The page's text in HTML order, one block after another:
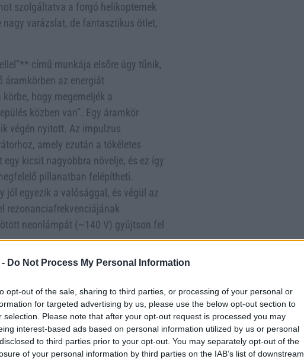
Do Not Process My Personal Information
opt-out of the sale, sharing to third parties, or processing of your personal or
for targeted advertising by us, please use the below opt-out section to
selection. Please note that after your opt-out request is processed you may
interest-based ads based on personal information utilized by us or personal
to third parties prior to your opt-out. You may separately opt-out of the
of your personal information by third parties on the IAB’s list of downstream
szolgáltatva a forgó helikopternek
nagy varázslat, de fantasztikus ötlet,
című munkája elsőre úgy tűnik,
az energiát
hogy megemeljék a
közben van”. Egy áramkör
végén nyitott. Az impulzus
amely ezután a tökéletes
kicsit nagyobbra növelje, és ez így
pillanatban felépítheti.
jól egyezik a valósággal, és végül az
rezonanciafrekvenciájának
neonlámpát (~140 V) gyújtson fel
beküldés volt, több, mint amennyi
kapjanak egy kis figyelmet. A
555** projektjével azt vizsgálta,
a kondenzátort és az
hagyatkozunk. [Joseph Eoff]
ahol semmi sem működik úgy,